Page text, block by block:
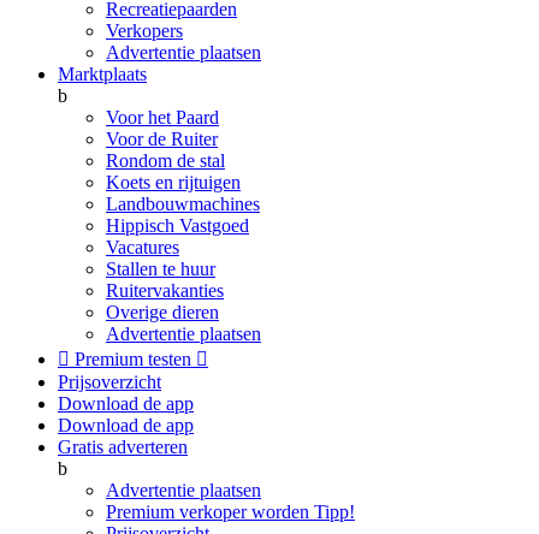
Recreatiepaarden
Verkopers
Advertentie plaatsen
Marktplaats
b
Voor het Paard
Voor de Ruiter
Rondom de stal
Koets en rijtuigen
Landbouwmachines
Hippisch Vastgoed
Vacatures
Stallen te huur
Ruitervakanties
Overige dieren
Advertentie plaatsen
 Premium testen 
Prijsoverzicht
Download de app
Download de app
Gratis adverteren
b
Advertentie plaatsen
Premium verkoper worden Tipp!